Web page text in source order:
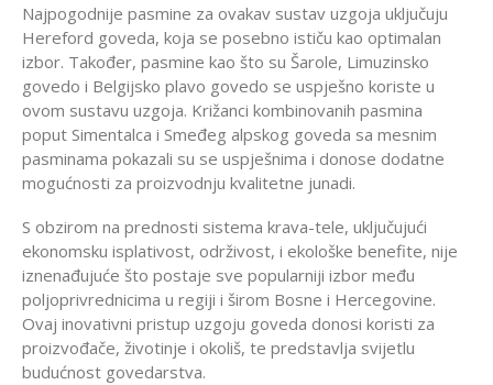
Najpogodnije pasmine za ovakav sustav uzgoja uključuju
Hereford goveda, koja se posebno ističu kao optimalan
izbor. Također, pasmine kao što su Šarole, Limuzinsko
govedo i Belgijsko plavo govedo se uspješno koriste u
ovom sustavu uzgoja. Križanci kombinovanih pasmina
poput Simentalca i Smeđeg alpskog goveda sa mesnim
pasminama pokazali su se uspješnima i donose dodatne
mogućnosti za proizvodnju kvalitetne junadi.
S obzirom na prednosti sistema krava-tele, uključujući
ekonomsku isplativost, održivost, i ekološke benefite, nije
iznenađujuće što postaje sve popularniji izbor među
poljoprivrednicima u regiji i širom Bosne i Hercegovine.
Ovaj inovativni pristup uzgoju goveda donosi koristi za
proizvođače, životinje i okoliš, te predstavlja svijetlu
budućnost govedarstva.